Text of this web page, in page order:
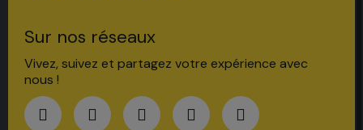
Sur nos réseaux
Vivez, suivez et partagez votre expérience avec
nous !